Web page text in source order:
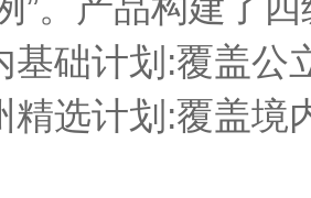
计划:覆盖公
计划:覆盖境内